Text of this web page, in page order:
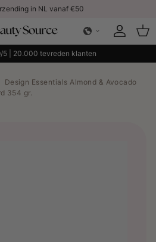
in NL vanaf €50
Account
20.000 tevreden klanten
Design Essentials Almond & Avocado
354 gr.